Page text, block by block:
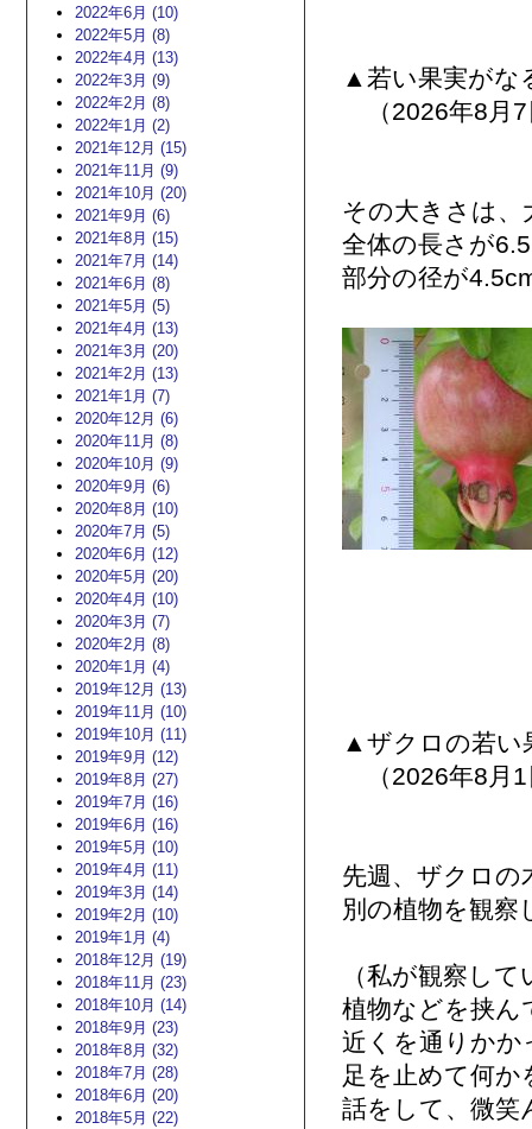
2022年6月 (10)
2022年5月 (8)
2022年4月 (13)
2022年3月 (9)
2022年2月 (8)
2022年1月 (2)
2021年12月 (15)
2021年11月 (9)
2021年10月 (20)
2021年9月 (6)
2021年8月 (15)
2021年7月 (14)
2021年6月 (8)
2021年5月 (5)
2021年4月 (13)
2021年3月 (20)
2021年2月 (13)
2021年1月 (7)
2020年12月 (6)
2020年11月 (8)
2020年10月 (9)
2020年9月 (6)
2020年8月 (10)
2020年7月 (5)
2020年6月 (12)
2020年5月 (20)
2020年4月 (10)
2020年3月 (7)
2020年2月 (8)
2020年1月 (4)
2019年12月 (13)
2019年11月 (10)
2019年10月 (11)
2019年9月 (12)
2019年8月 (27)
2019年7月 (16)
2019年6月 (16)
2019年5月 (10)
2019年4月 (11)
2019年3月 (14)
2019年2月 (10)
2019年1月 (4)
2018年12月 (19)
2018年11月 (23)
2018年10月 (14)
2018年9月 (23)
2018年8月 (32)
2018年7月 (28)
2018年6月 (20)
2018年5月 (22)
▲若い果実がな
（2026年8月7
その大きさは、
全体の長さが
部分の径が
▲ザクロの若い
（2026年8月1
先週、ザクロの
別の植物を観察
（私が観察し
植物などを挟ん
近くを通りかか
足を止めて何か
話をして、微笑